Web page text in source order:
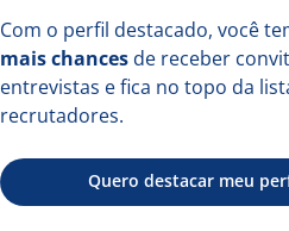
Número de
Tipo de
Com o perfil destacado, você
mais chances de receber
entrevistas e fica no topo da
recrutadores.
Quero destacar meu